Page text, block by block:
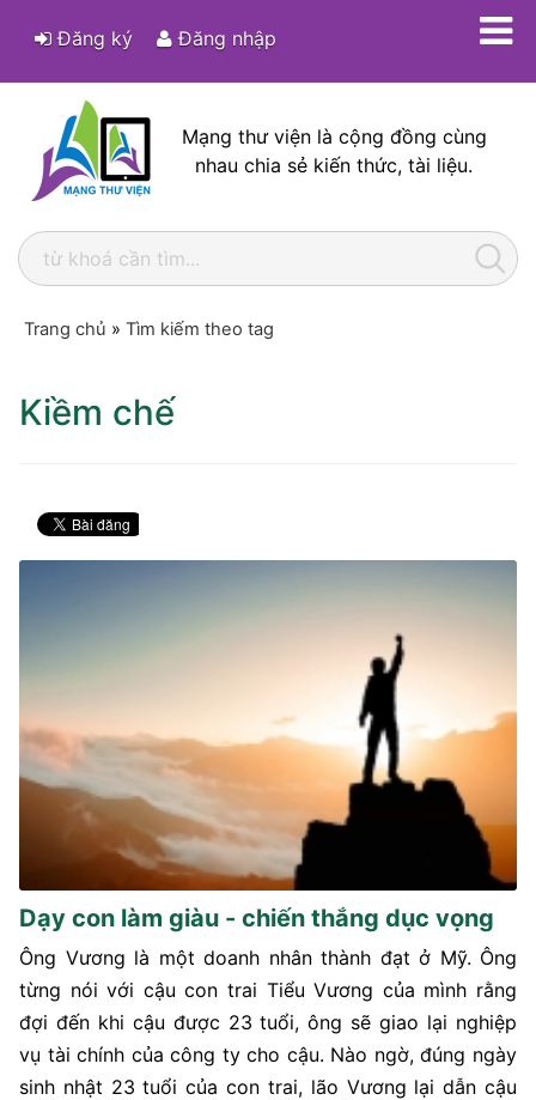
Đăng ký Đăng nhập
Mạng thư viện là cộng đồng cùng
nhau chia sẻ kiến thức, tài liệu.
Trang chủ » Tìm kiếm theo tag
Kiềm chế
Dạy con làm giàu - chiến thắng dục vọng
Ông Vương là một doanh nhân thành đạt ở Mỹ. Ông
từng nói với cậu con trai Tiểu Vương của mình rằng
đợi đến khi cậu được 23 tuổi, ông sẽ giao lại nghiệp
vụ tài chính của công ty cho cậu. Nào ngờ, đúng ngày
sinh nhật 23 tuổi của con trai, lão Vương lại dẫn cậu